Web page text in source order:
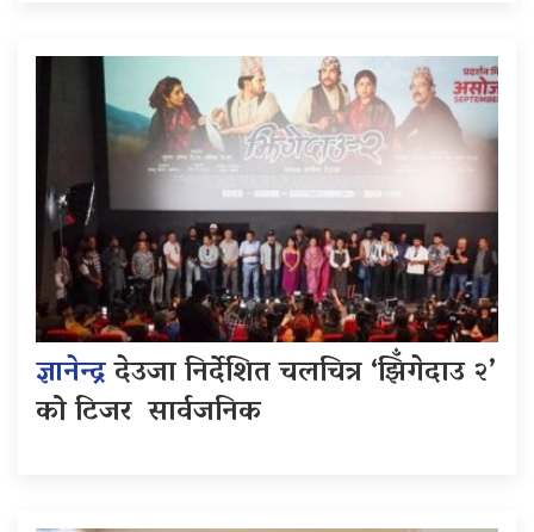
ज्ञानेन्द्रदेउजा निर्देशित चलचित्र ‘झिँगेदाउ २’
को टिजर सार्वजनिक